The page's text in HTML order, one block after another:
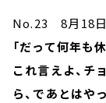
No.23 8月18日
「だって何年も
これ言えよ、チ
ら、であとはや